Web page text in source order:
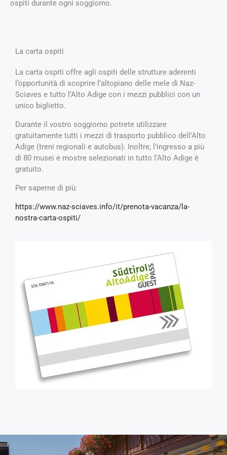
ospiti durante ogni soggiorno.
La carta ospiti
La carta ospiti offre agli ospiti delle strutture aderenti
l’opportunità di scoprire l’altopiano delle mele di Naz-
Sciaves e tutto l’Alto Adige con i mezzi pubblici con un
unico biglietto.
Durante il vostro soggiorno potrete utilizzare
gratuitamente tutti i mezzi di trasporto pubblico dell’Alto
Adige (treni regionali e autobus). Inoltre, l’ingresso a più
di 80 musei e mostre selezionati in tutto l’Alto Adige è
gratuito.
Per saperne di più:
https://www.naz-sciaves.info/it/prenota-vacanza/la-
nostra-carta-ospiti/